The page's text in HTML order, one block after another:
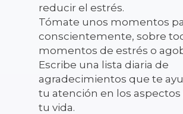
reducir el estrés.
Tómate unos momentos
conscientemente, sobre
momentos de estrés o
Escribe una lista diaria de
agradecimientos que te
tu atención en los aspectos
tu vida.